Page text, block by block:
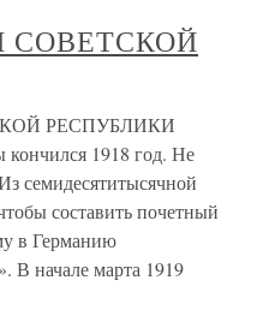
СОВЕТСКОЙ
РЕСПУБЛИКИ
кончился 1918 год. Не
семидесятитысячной
составить почетный
в Германию
В начале марта 1919